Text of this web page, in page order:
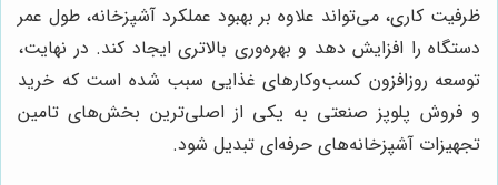
ظرفیت کاری، می‌تواند علاوه بر بهبود عملکرد آشپزخانه، طول عمر
دستگاه را افزایش دهد و بهره‌وری بالاتری ایجاد کند. در نهایت،
توسعه روزافزون کسب‌وکارهای غذایی سبب شده است که خرید
و فروش پلوپز صنعتی به یکی از اصلی‌ترین بخش‌های تامین
تجهیزات آشپزخانه‌های حرفه‌ای تبدیل شود.